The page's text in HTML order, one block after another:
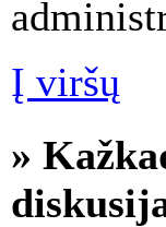
Į viršų
»